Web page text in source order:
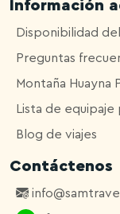
Información
Disponibilidad
Preguntas
Montaña Huayna
Lista de
Blog de viajes
Contáctenos